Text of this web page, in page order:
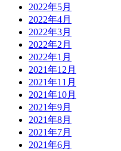
2022年5月
2022年4月
2022年3月
2022年2月
2022年1月
2021年12月
2021年11月
2021年10月
2021年9月
2021年8月
2021年7月
2021年6月